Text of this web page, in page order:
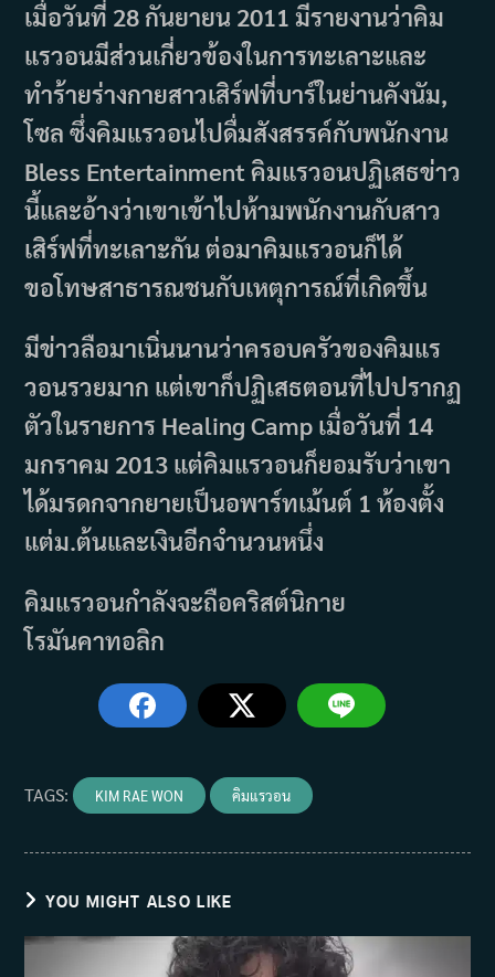
เมื่อวันที่ 28 กันยายน 2011 มีรายงานว่าคิม
แรวอนมีส่วนเกี่ยวข้องในการทะเลาะและ
ทำร้ายร่างกายสาวเสิร์ฟที่บาร์ในย่านคังนัม,
โซล ซึ่งคิมแรวอนไปดื่มสังสรรค์กับพนักงาน
Bless Entertainment คิมแรวอนปฏิเสธข่าว
นี้และอ้างว่าเขาเข้าไปห้ามพนักงานกับสาว
เสิร์ฟที่ทะเลาะกัน ต่อมาคิมแรวอนก็ได้
ขอโทษสาธารณชนกับเหตุการณ์ที่เกิดขึ้น
มีข่าวลือมาเนิ่นนานว่าครอบครัวของคิมแร
วอนรวยมาก แต่เขาก็ปฏิเสธตอนที่ไปปรากฏ
ตัวในรายการ Healing Camp เมื่อวันที่ 14
มกราคม 2013 แต่คิมแรวอนก็ยอมรับว่าเขา
ได้มรดกจากยายเป็นอพาร์ทเม้นต์ 1 ห้องตั้ง
แต่ม.ต้นและเงินอีกจำนวนหนึ่ง
คิมแรวอนกำลังจะถือคริสต์นิกาย
โรมันคาทอลิก
TAGS: KIM RAE WON คิมแรวอน
YOU MIGHT ALSO LIKE